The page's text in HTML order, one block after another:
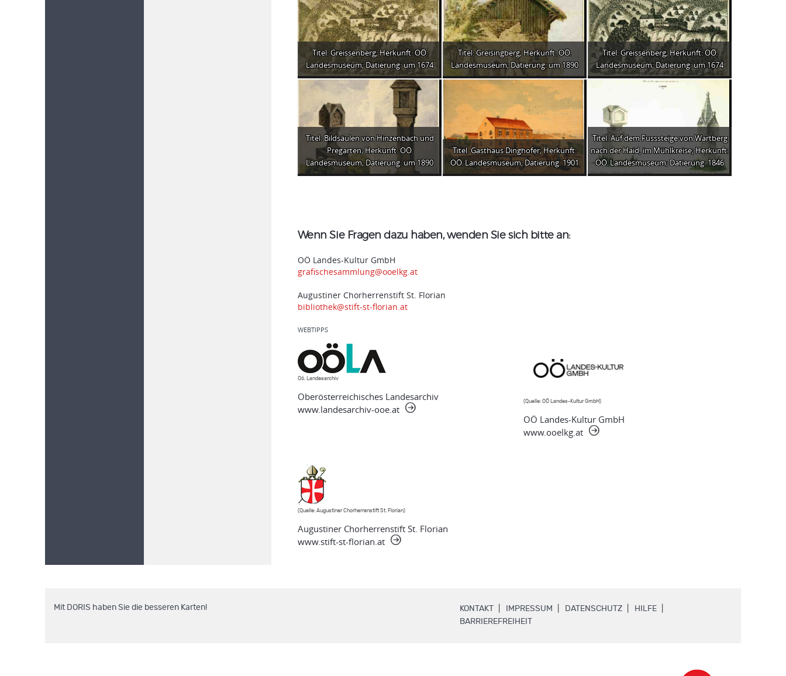
Titel: Greissenberg; Herkunft: OÖ.
Landesmuseum; Datierung: um 1674
Titel: Greisingberg; Herkunft: OÖ.
Landesmuseum; Datierung: um 1890
Titel: Greissenberg; Herkunft: OÖ.
Landesmuseum; Datierung: um 1674
Titel: Bildsäulen von Hinzenbach und
Pregarten; Herkunft: OÖ.
Landesmuseum; Datierung: um 1890
Titel: Gasthaus Dinghofer; Herkunft:
OÖ. Landesmuseum; Datierung: 1901
Titel: Auf dem Fusssteige von Wartberg
nach der Haid, im Mühlkreise; Herkunft:
OÖ. Landesmuseum; Datierung: 1846
Wenn Sie Fragen dazu haben, wenden Sie sich bitte an:
OÖ Landes-Kultur GmbH
grafischesammlung@ooelkg.at
Augustiner Chorherrenstift St. Florian
bibliothek@stift-st-florian.at
WEBTIPPS
Oö. Landesarchiv
Oberösterreichisches Landesarchiv
www.landesarchiv-ooe.at
(Quelle: OÖ Landes-Kultur GmbH)
OÖ Landes-Kultur GmbH
www.ooelkg.at
(Quelle: Augustiner Chorherrenstift St. Florian)
Augustiner Chorherrenstift St. Florian
www.stift-st-florian.at
KONTAKT IMPRESSUM DATENSCHUTZ HILFE
BARRIEREFREIHEIT .
Mit DORIS haben Sie die besseren Karten!